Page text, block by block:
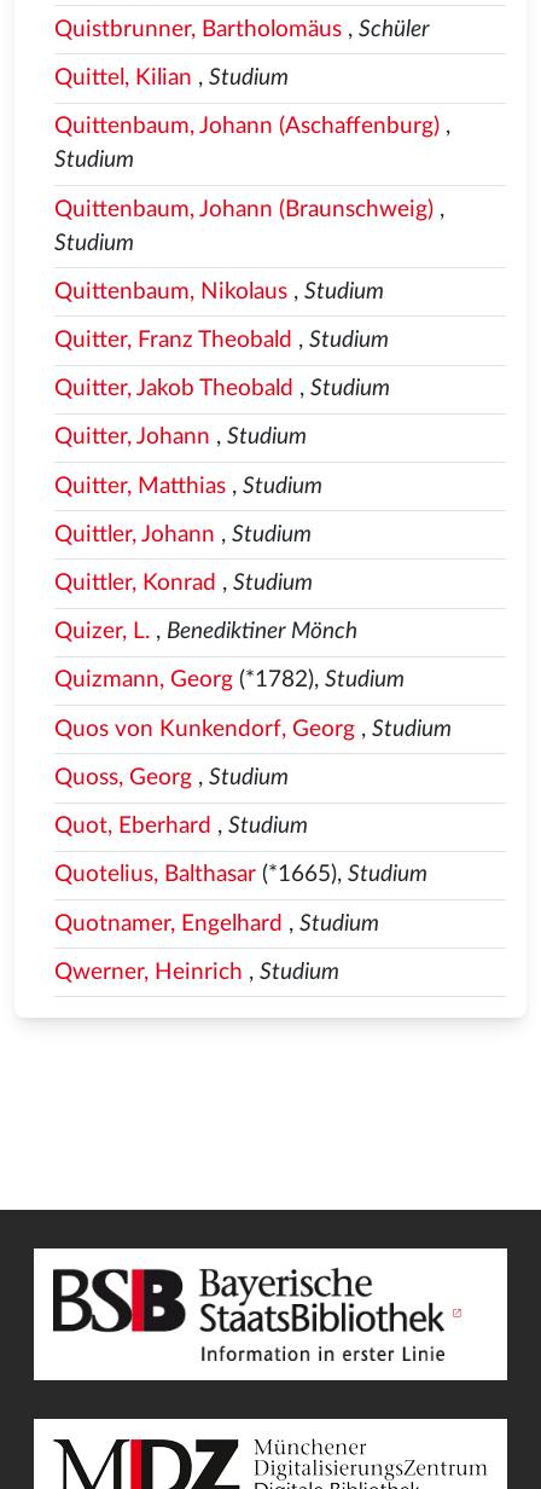
Quistbrunner, Bartholomäus, Schüler
Quittel, Kilian , Studium
Quittenbaum, Johann (Aschaffenburg),
Studium
Quittenbaum, Johann (Braunschweig),
Studium
Quittenbaum, Nikolaus, Studium
Quitter, Franz Theobald , Studium
Quitter, Jakob Theobald , Studium
Quitter, Johann , Studium
Quitter, Matthias, Studium
Quittler, Johann , Studium
Quittler, Konrad , Studium
Quizer, L., Benediktiner Mönch
Quizmann, Georg(*1782), Studium
Quos von Kunkendorf, Georg, Studium
Quoss, Georg, Studium
Quot, Eberhard , Studium
Quotelius, Balthasar(*1665), Studium
Quotnamer, Engelhard , Studium
Qwerner, Heinrich , Studium